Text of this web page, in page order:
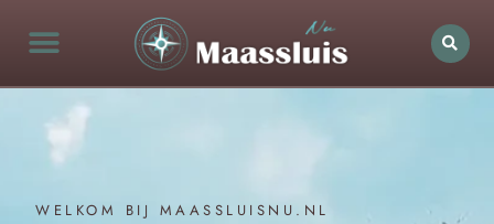
WELKOM BIJ MAASSLUISNU.NL